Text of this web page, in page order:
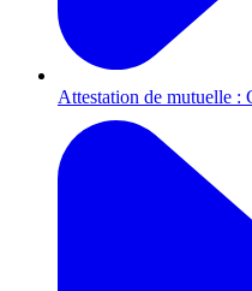
Attestation de mutuelle :